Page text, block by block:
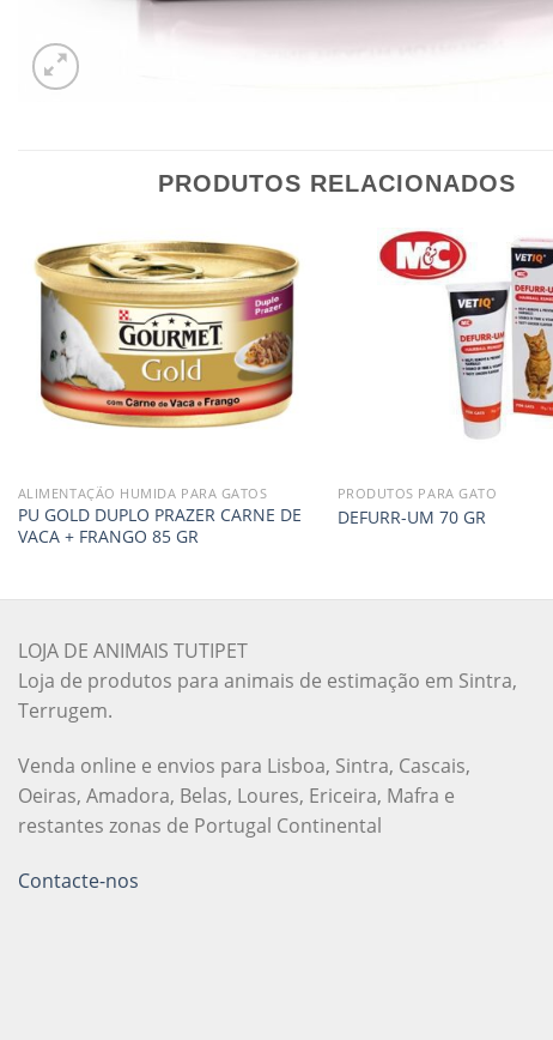
PRODUTOS RELACIONADOS
ALIMENTAÇÃO HUMIDA PARA GATOS
PU GOLD DUPLO PRAZER CARNE DE
VACA + FRANGO 85 GR
PRODUTOS PARA GATO
DEFURR-UM 70 GR
LOJA DE ANIMAIS TUTIPET
Loja de produtos para animais de estimação em Sintra,
Terrugem.
Venda online e envios para Lisboa, Sintra, Cascais,
Oeiras, Amadora, Belas, Loures, Ericeira, Mafra e
restantes zonas de Portugal Continental
Contacte-nos